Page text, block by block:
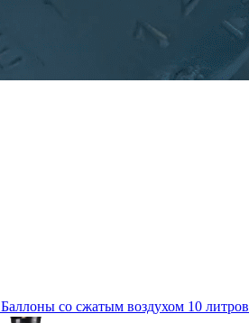
Баллоны со сжатым воздухом 10 литров